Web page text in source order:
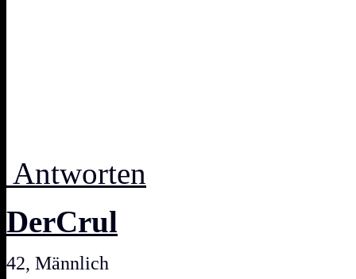
Antworten
DerCrul
42, Männlich